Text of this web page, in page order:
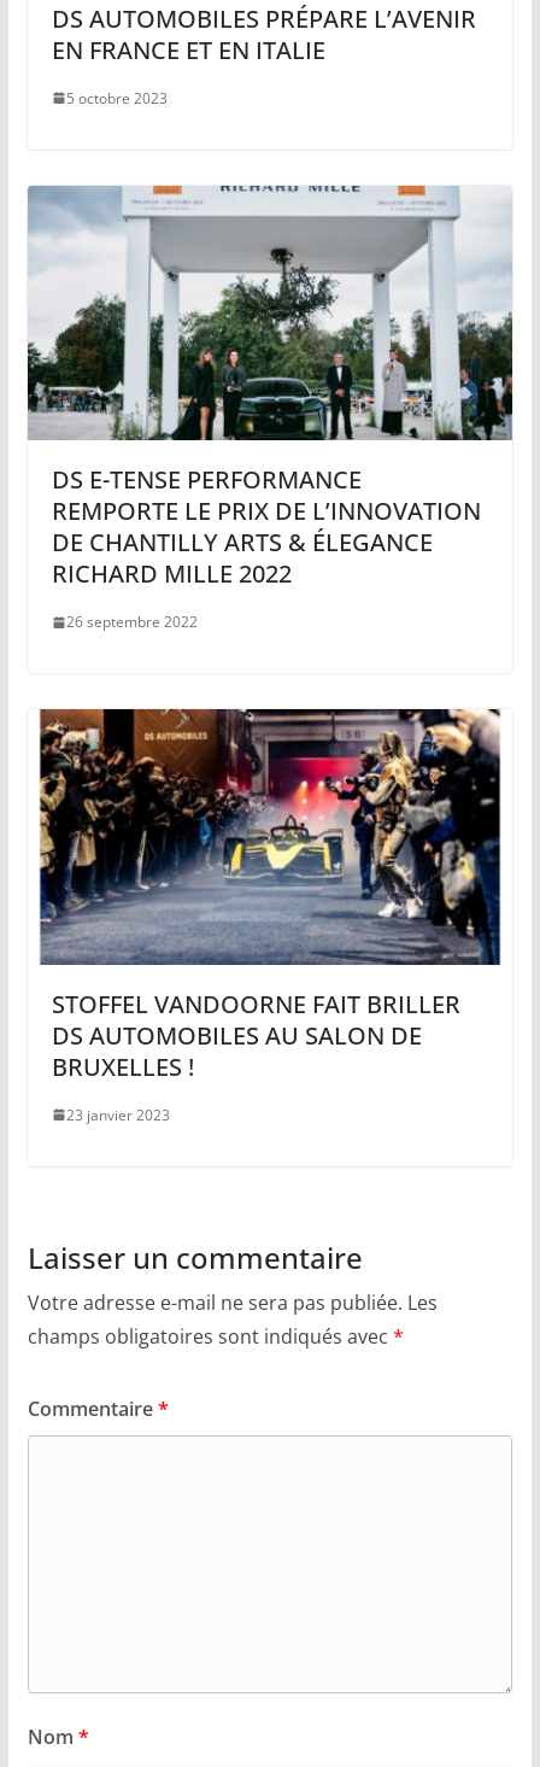
DS AUTOMOBILES PRÉPARE L’AVENIR
EN FRANCE ET EN ITALIE
5 octobre 2023
DS E-TENSE PERFORMANCE
REMPORTE LE PRIX DE L’INNOVATION
DE CHANTILLY ARTS & ÉLEGANCE
RICHARD MILLE 2022
26 septembre 2022
STOFFEL VANDOORNE FAIT BRILLER
DS AUTOMOBILES AU SALON DE
BRUXELLES !
23 janvier 2023
Laisser un commentaire
Votre adresse e-mail ne sera pas publiée. Les
champs obligatoires sont indiqués avec *
Commentaire*
Nom *